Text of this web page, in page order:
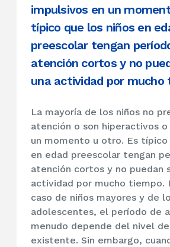
impulsivos en un
típico que los niños en
preescolar tengan
atención cortos y no
una actividad por mucho
La mayoría de los niños no
atención o son hiperactivos o
un momento u otro. Es típico
en edad preescolar tengan
atención cortos y no puedan
actividad por mucho tiempo.
caso de niños mayores y de
adolescentes, el período de
menudo depende del nivel
existente. Sin embargo,